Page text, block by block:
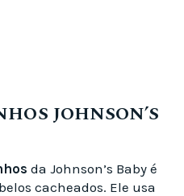
JOHNSON’S
da Johnson’s Baby é
cacheados. Ele usa